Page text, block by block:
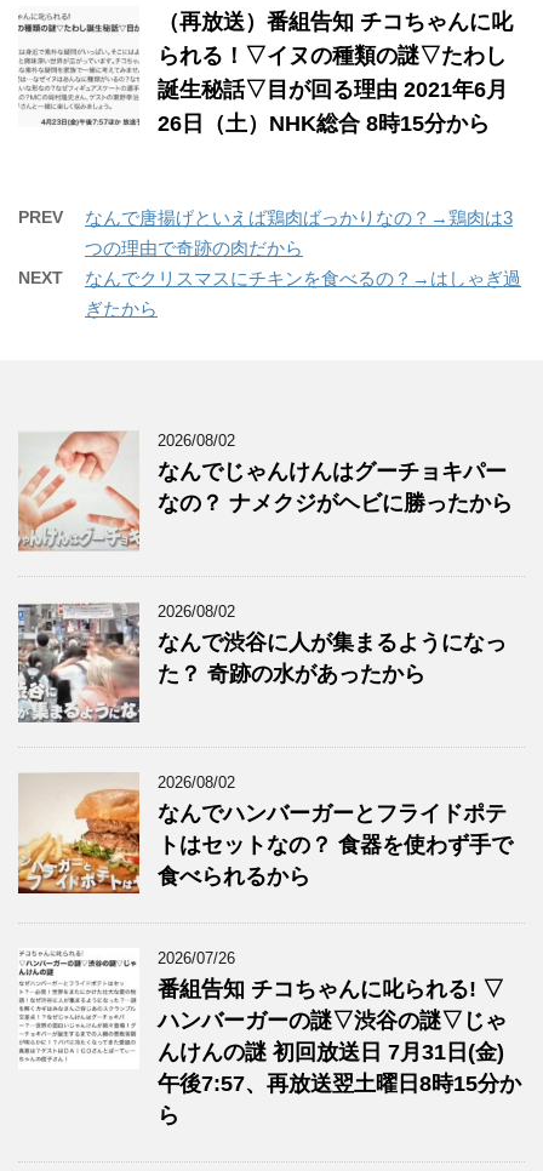
（再放送）番組告知 チコちゃんに叱
られる！▽イヌの種類の謎▽たわし
誕生秘話▽目が回る理由 2021年6月
26日（土）NHK総合 8時15分から
PREV
なんで唐揚げといえば鶏肉ばっかりなの？→鶏肉は3
つの理由で奇跡の肉だから
NEXT
なんでクリスマスにチキンを食べるの？→はしゃぎ過
ぎたから
2026/08/02
なんでじゃんけんはグーチョキパー
なの？ ナメクジがヘビに勝ったから
2026/08/02
なんで渋谷に人が集まるようになっ
た？ 奇跡の水があったから
2026/08/02
なんでハンバーガーとフライドポテ
トはセットなの？ 食器を使わず手で
食べられるから
2026/07/26
番組告知 チコちゃんに叱られる! ▽
ハンバーガーの謎▽渋谷の謎▽じゃ
んけんの謎 初回放送日 7月31日(金)
午後7:57、再放送翌土曜日8時15分か
ら